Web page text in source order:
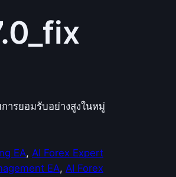
ารยอมรับอย่างสูงในหมู่
EA, AI Forex Expert
EA, AI Forex